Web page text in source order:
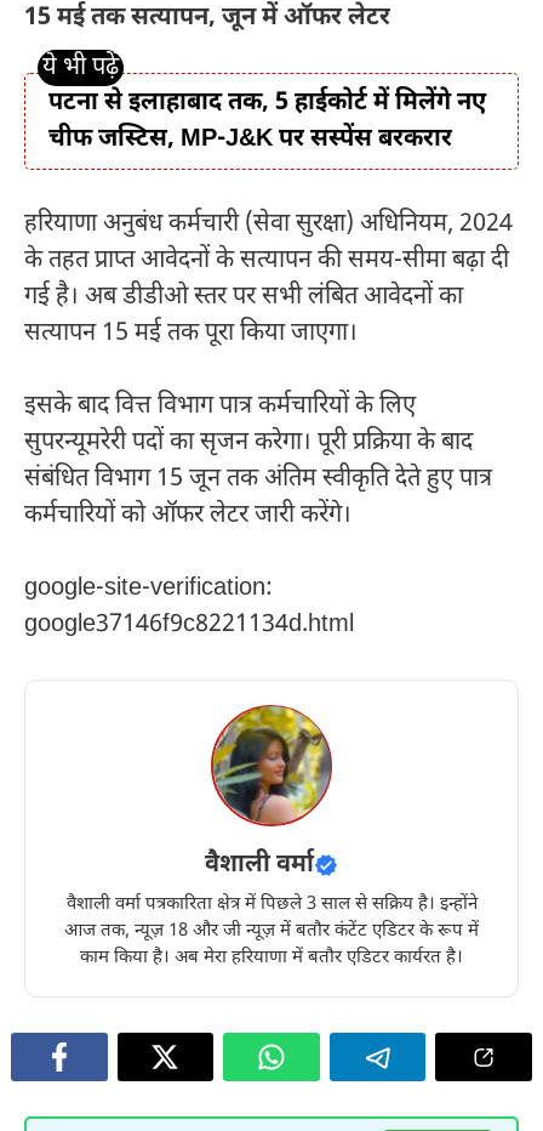
15 मई तक सत्यापन, जून में ऑफर लेटर
पटना से इलाहाबाद तक, 5 हाईकोर्ट में मिलेंगे नए
चीफ जस्टिस, MP-J&K पर सस्पेंस बरकरार
हरियाणा अनुबंध कर्मचारी (सेवा सुरक्षा) अधिनियम, 2024
के तहत प्राप्त आवेदनों के सत्यापन की समय-सीमा बढ़ा दी
गई है। अब डीडीओ स्तर पर सभी लंबित आवेदनों का
सत्यापन 15 मई तक पूरा किया जाएगा।
इसके बाद वित्त विभाग पात्र कर्मचारियों के लिए
सुपरन्यूमरेरी पदों का सृजन करेगा। पूरी प्रक्रिया के बाद
संबंधित विभाग 15 जून तक अंतिम स्वीकृति देते हुए पात्र
कर्मचारियों को ऑफर लेटर जारी करेंगे।
google-site-verification:
google37146f9c8221134d.html
वैशाली वर्मा
वैशाली वर्मा पत्रकारिता क्षेत्र में पिछले 3 साल से सक्रिय है। इन्होंने
आज तक, न्यूज़ 18 और जी न्यूज़ में बतौर कंटेंट एडिटर के रूप में
काम किया है। अब मेरा हरियाणा में बतौर एडिटर कार्यरत है।